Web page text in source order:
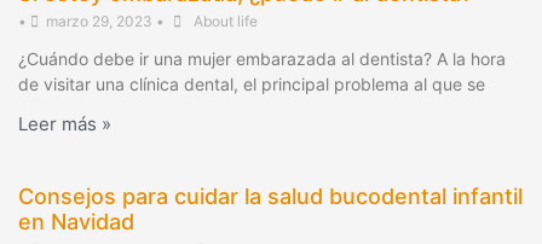
• marzo 29, 2023 • About life
¿Cuándo debe ir una mujer embarazada al dentista? A la hora
de visitar una clínica dental, el principal problema al que se
Leer más »
Consejos para cuidar la salud bucodental infantil
en Navidad